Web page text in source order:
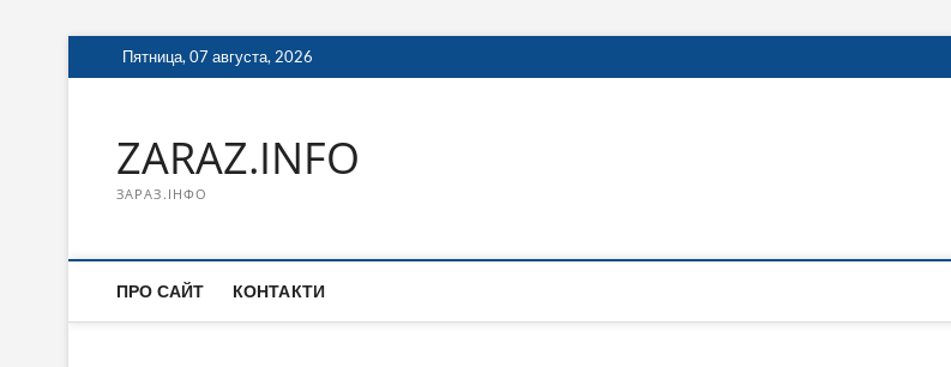
Перейти
к
Пятница, 07 августа, 2026
ZARAZ.INFO
ЗАРАЗ.ІНФО
ПРО САЙТ КОНТАКТИ